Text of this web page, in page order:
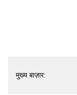
मुख्य बाज़ार: